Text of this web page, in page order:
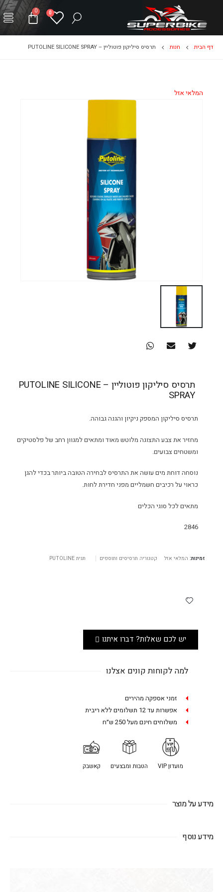
0
0
דף הבית חנות תרסיס סיליקון פוטוליין – PUTOLINE SILICONE SPRAY
המלאי אזל
תרסיס סיליקון פוטוליין – PUTOLINE SILICONE
SPRAY
תרסיס סיליקון המספק ניקיון והגנה גבוהה.
מחזיר את צבע התצוגה מלוטש מאוד ומתאים למגוון רחב של פלסטיקים
ומשטחים צבועים.
נוסחה דוחת מים עושה את התרסיס לבחירה הטובה ביותר בכדי להגן
כראוי על רכיבים חשמליים מפני חדירת לחות.
מתאים לכל סוגי הכלים
2846
זמינות: המלאי אזל קטגוריה תרסיסים ותוספים תגית PUTOLINE
יש לכם שאלות? דברו איתנו
למה לקוחות קונים אצלנו
זמני אספקה מהירים
אפשרות עד 12 תשלומים ללא ריבית
משלוחים חינם מעל 250 ש״ח
מועדון VIP הטבות ומבצעים קאשבק
מידע על מוצר
מידע נוסף